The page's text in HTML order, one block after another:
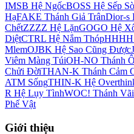
IMSB Hệ NgốcBOSS Hệ Sếp
HạFAKE Thánh Giả TrânDior-s
ChếtZZZZ Hệ LặnGOGO Hệ
DiệtCTRL Hệ Nắm ThópHHHH
MlemOJBK Hệ Sao Cũng Được
Viêm Màng TúiOH-NO Thánh
Chửi ĐờiTHAN-K Thánh Cảm
ATM SốngTHIN-K Hệ
R Hệ Lụy TìnhWOC! Thánh Vãi
Phế Vật
Giới thiệu